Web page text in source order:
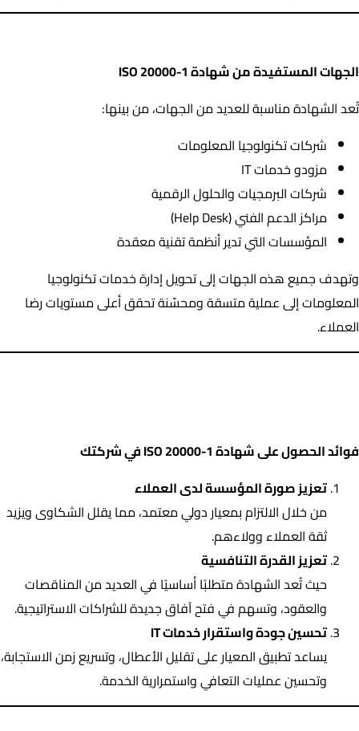
الجهات المستفيدة من شهادة ISO 20000-1
تُعد الشهادة مناسبة للعديد من الجهات، من بينها:
شركات تكنولوجيا المعلومات
مزودو خدمات IT
شركات البرمجيات والحلول الرقمية
مراكز الدعم الفني (Help Desk)
المؤسسات التي تدير أنظمة تقنية معقدة
وتهدف جميع هذه الجهات إلى تحويل إدارة خدمات تكنولوجيا
المعلومات إلى عملية متسقة ومحسّنة تحقق أعلى مستويات رضا
العملاء.
فوائد الحصول على شهادة ISO 20000-1 في شركتك
تعزيز صورة المؤسسة لدى العملاء
من خلال الالتزام بمعيار دولي معتمد، مما يقلل الشكاوى ويزيد
ثقة العملاء وولاءهم.
تعزيز القدرة التنافسية
حيث تُعد الشهادة متطلبًا أساسيًا في العديد من المناقصات
والعقود، وتسهم في فتح آفاق جديدة للشراكات الاستراتيجية.
تحسين جودة واستقرار خدمات IT
يساعد تطبيق المعيار على تقليل الأعطال، وتسريع زمن الاستجابة،
وتحسين عمليات التعافي واستمرارية الخدمة.